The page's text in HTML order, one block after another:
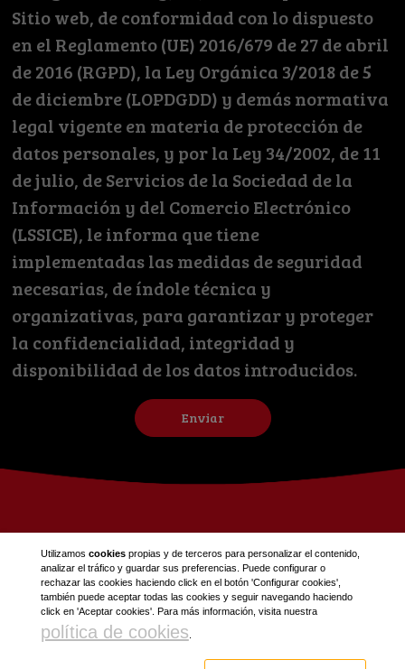
Sitio web, de conformidad con lo dispuesto
en el Reglamento (UE) 2016/679 de 27 de abril
de 2016 (RGPD), la Ley Orgánica 3/2018 de 5
de diciembre (LOPDGDD) y demás normativa
legal vigente en materia de protección de
datos personales, y por la Ley 34/2002, de 11
de julio, de Servicios de la Sociedad de la
Información y del Comercio Electrónico
(LSSICE), le informa que tiene
implementadas las medidas de seguridad
necesarias, de índole técnica y
organizativas, para garantizar y proteger
la confidencialidad, integridad y
disponibilidad de los datos introducidos.
Enviar
Utilizamos cookiespropias y de terceros para personalizar el contenido,
analizar el tráfico y guardar sus preferencias. Puede configurar o
rechazar las cookies haciendo click en el botón 'Configurar cookies',
también puede aceptar todas las cookies y seguir navegando haciendo
click en 'Aceptar cookies'. Para más información, visita nuestra
política de cookies